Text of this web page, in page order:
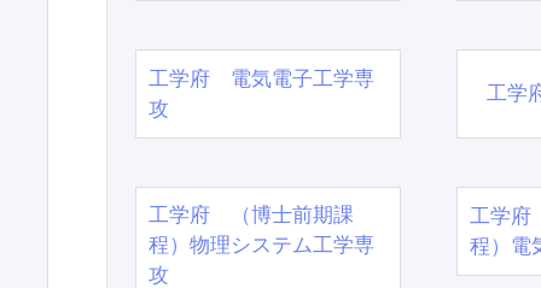
工学府 電気電子工学専
攻
工学
工学府 （博士前期課
程）物理システム工学専
攻
工学
程）電